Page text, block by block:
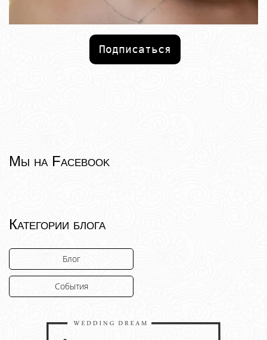
Подписаться
Мы на Facebook
Категории блога
Блог
События